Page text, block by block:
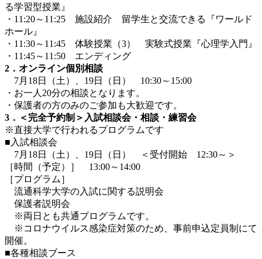
る学習型授業』
・11:20～11:25 施設紹介 留学生と交流できる『ワールド
ホール』
・11:30～11:45 体験授業（3） 実験式授業『心理学入門』
・11:45～11:50 エンディング
2．オンライン個別相談
7月18日（土）、19日（日） 10:30～15:00
・お一人20分の相談となります。
・保護者の方のみのご参加も大歓迎です。
3．＜完全予約制＞入試相談会・相談・練習会
※直接大学で行われるプログラムです
■入試相談会
7月18日（土）、19日（日） ＜受付開始 12:30～＞
［時間（予定）］ 13:00～14:00
［プログラム］
流通科学大学の入試に関する説明会
保護者説明会
※両日とも共通プログラムです。
※コロナウイルス感染症対策のため、事前申込定員制にて
開催。
■各種相談ブース